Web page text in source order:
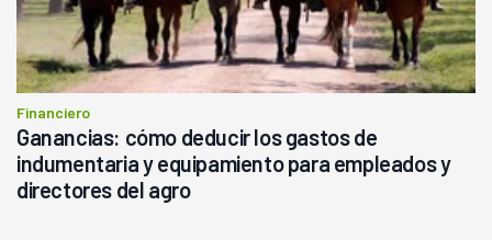
Financiero
Ganancias: cómo deducir los gastos de
indumentaria y equipamiento para empleados y
directores del agro